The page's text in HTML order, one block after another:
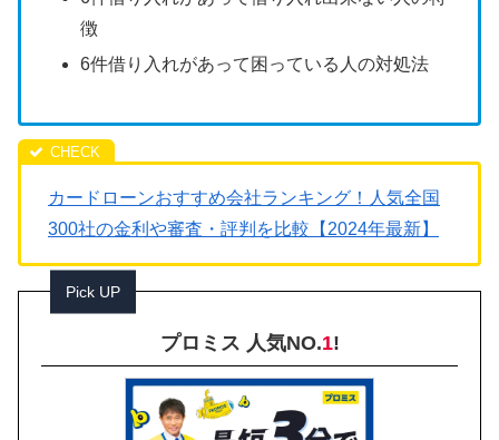
徴
6件借り入れがあって困っている人の対処法
カードローンおすすめ会社ランキング！人気全国
300社の金利や審査・評判を比較【2024年最新】
Pick UP
プロミス 人気NO.1!